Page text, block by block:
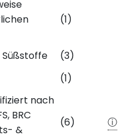
(1)
(3)
(1)
nach
BRC
&
(6) ⓘ